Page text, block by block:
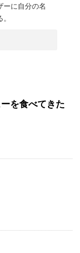
ーに自分の名
を食べてきた